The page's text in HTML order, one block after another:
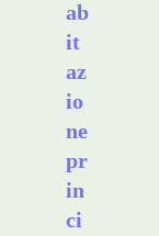
ab
it
az
io
ne
pr
in
ci